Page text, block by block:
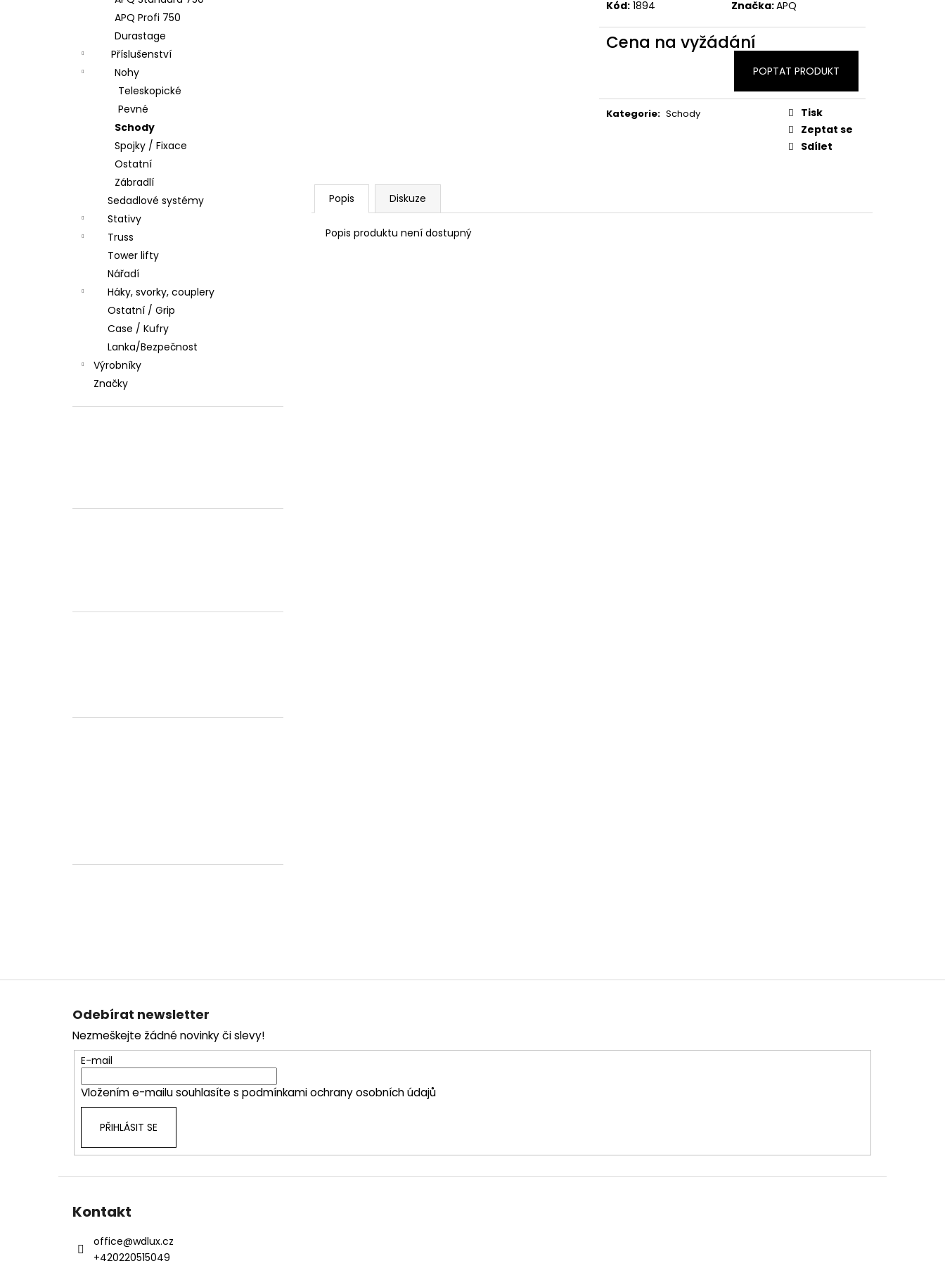
APQ Profi 750
Durastage
Příslušenství
Nohy
Teleskopické
Pevné
Schody
Spojky / Fixace
Ostatní
Zábradlí
Sedadlové systémy
Stativy
Truss
Tower lifty
Nářadí
Háky, svorky, couplery
Ostatní / Grip
Case / Kufry
Lanka/Bezpečnost
Výrobníky
Značky
Kód: 1894 Značka:APQ
Cena na vyžádání
POPTAT PRODUKT
Kategorie: Schody
Tisk
Zeptat se
Sdílet
Popis Diskuze
Popis produktu není dostupný
Z
Odebírat newsletter
Nezmeškejte žádné novinky či slevy!
E-mail
Vložením e-mailu souhlasíte s podmínkami ochrany osobních údajů
PŘIHLÁSIT SE
Kontakt
office@wdlux.cz
+420220515049